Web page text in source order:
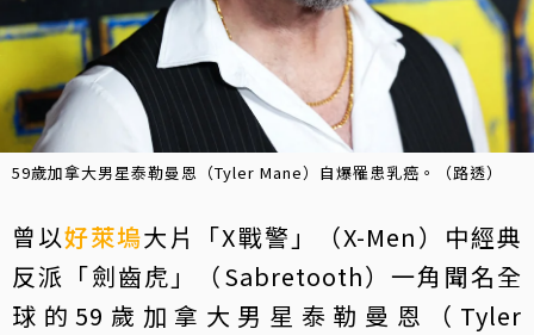
59歲加拿大男星泰勒曼恩（Tyler Mane）自爆罹患乳癌。（路透）
曾以好萊塢大片「X戰警」（X-Men）中經典
反派「劍齒虎」（Sabretooth）一角聞名全
球的59歲加拿大男星泰勒曼恩（Tyler